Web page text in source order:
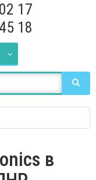
17
18
в